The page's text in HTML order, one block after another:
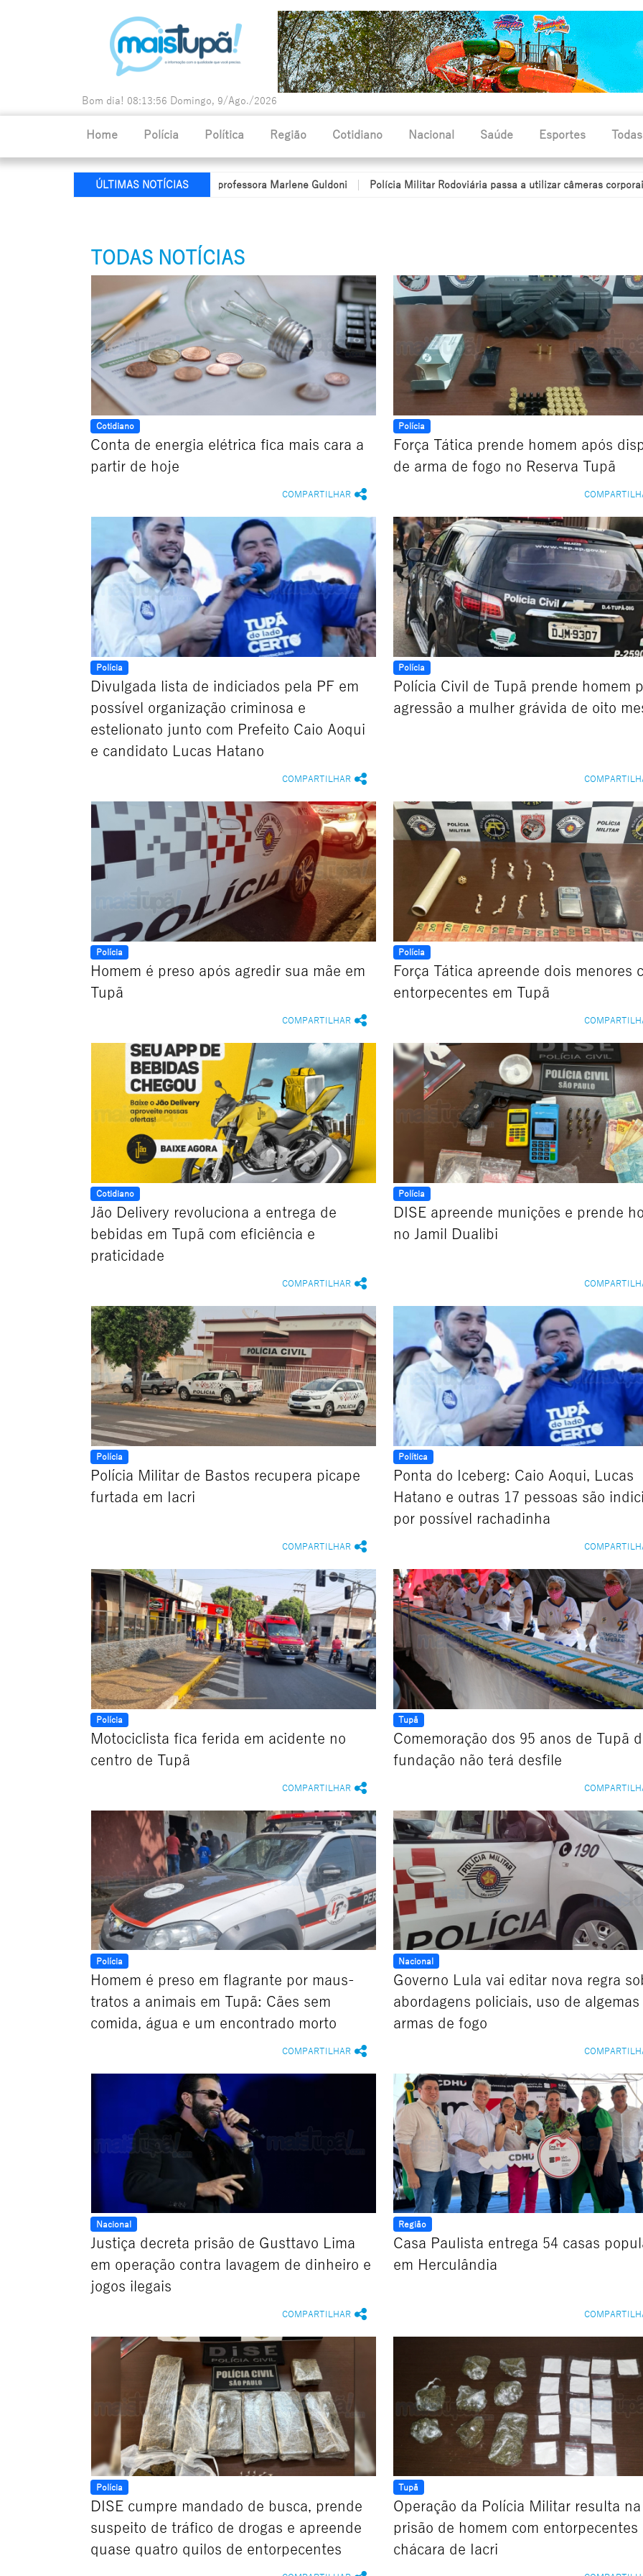
Bom dia! 08:13:58 Domingo, 9/Ago./2026
Home Polícia Política Região Cotidiano Nacional Saúde Esportes Todas
ÚLTIMAS NOTÍCIAS
de Educação recebe nome da professora Marlene Guldoni Polícia Militar Rodoviária passa a utilizar câmeras corporais durante o
TODAS NOTÍCIAS
Cotidiano
Conta de energia elétrica fica mais cara a
partir de hoje
COMPARTILHAR
Polícia
Força Tática prende homem após
de arma de fogo no Reserva Tupã
Polícia
Divulgada lista de indiciados pela PF em
possível organização criminosa e
estelionato junto com Prefeito Caio Aoqui
e candidato Lucas Hatano
COMPARTILHAR
Polícia
Polícia Civil de Tupã prende homem
agressão a mulher grávida de oito
Polícia
Homem é preso após agredir sua mãe em
Tupã
COMPARTILHAR
Polícia
Força Tática apreende dois menores
entorpecentes em Tupã
Cotidiano
Jão Delivery revoluciona a entrega de
bebidas em Tupã com eficiência e
praticidade
COMPARTILHAR
Polícia
DISE apreende munições e prende
no Jamil Dualibi
Polícia
Polícia Militar de Bastos recupera picape
furtada em Iacri
COMPARTILHAR
Política
Ponta do Iceberg: Caio Aoqui, Lucas
Hatano e outras 17 pessoas são
por possível rachadinha
Polícia
Motociclista fica ferida em acidente no
centro de Tupã
COMPARTILHAR
Tupã
Comemoração dos 95 anos de Tupã
fundação não terá desfile
Polícia
Homem é preso em flagrante por maus-
tratos a animais em Tupã: Cães sem
comida, água e um encontrado morto
COMPARTILHAR
Nacional
Governo Lula vai editar nova regra
abordagens policiais, uso de algemas
armas de fogo
Nacional
Justiça decreta prisão de Gusttavo Lima
em operação contra lavagem de dinheiro e
jogos ilegais
COMPARTILHAR
Região
Casa Paulista entrega 54 casas
em Herculândia
Polícia
DISE cumpre mandado de busca, prende
suspeito de tráfico de drogas e apreende
quase quatro quilos de entorpecentes
Tupã
Operação da Polícia Militar resulta na
prisão de homem com entorpecentes
chácara de Iacri